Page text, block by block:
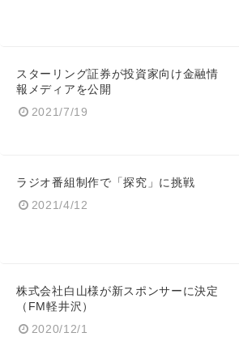
スターリング証券が投資家向け金融情
報メディアを公開
2021/7/19
ラジオ番組制作で「探究」に挑戦
2021/4/12
株式会社白山様が新スポンサーに決定
（FM軽井沢）
2020/12/1